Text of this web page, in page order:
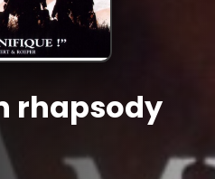
rhapsody